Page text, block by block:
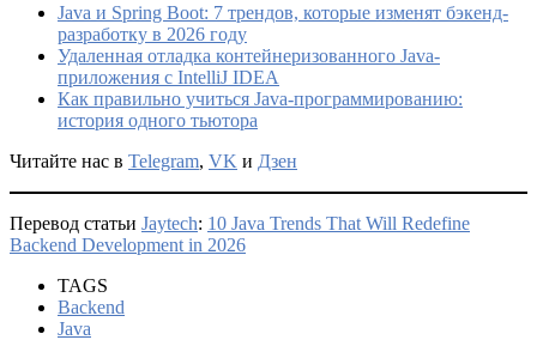
Java и Spring Boot: 7 трендов, которые изменят бэкенд-
разработку в 2026 году
Удаленная отладка контейнеризованного Java-
приложения с IntelliJ IDEA
Как правильно учиться Java-программированию:
история одного тьютора
Читайте нас в Telegram, VK и Дзен
Перевод статьи Jaytech: 10 Java Trends That Will Redefine
Backend Development in 2026
TAGS
Backend
Java